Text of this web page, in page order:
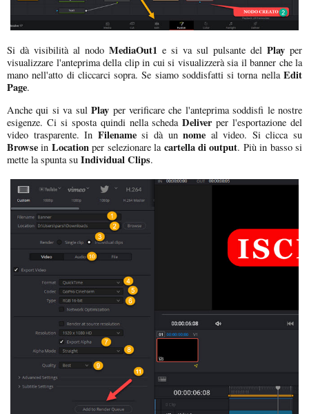
Si dà visibilità al nodo MediaOut1 e si va sul pulsante del Play per
visualizzare l'anteprima della clip in cui si visualizzerà sia il banner che la
mano nell'atto di cliccarci sopra. Se siamo soddisfatti si torna nellaEdit
Page.
Anche qui si va sulPlay per verificare che l'anteprima soddisfi le nostre
esigenze. Ci si sposta quindi nella schedaDeliverper l'esportazione del
video trasparente. In Filenamesi dà unnome al video. Si clicca su
Browse in Locationper selezionare la cartella di output. Più in basso si
mette la spunta su Individual Clips.